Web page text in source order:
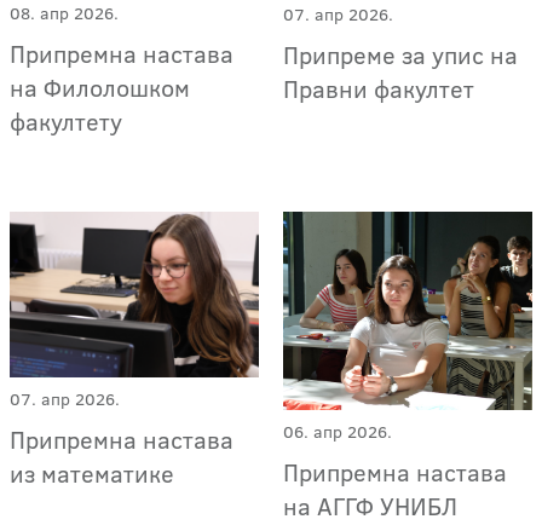
08. апр 2026.
Припремна настава
на Филолошком
факултету
07. апр 2026.
Припреме за упис на
Правни факултет
07. апр 2026.
Припремна настава
из математике
06. апр 2026.
Припремна настава
на АГГФ УНИБЛ